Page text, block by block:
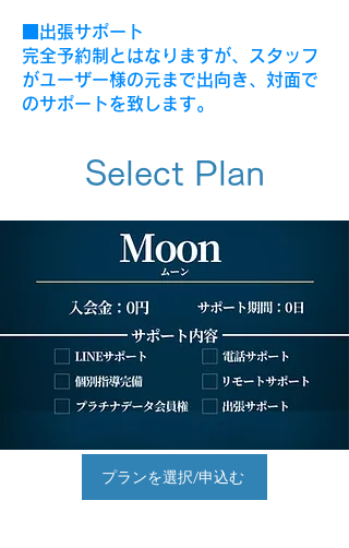
■出張サポート
完全予約制とはなりますが、スタッフ
がユーザー様の元まで出向き、対面で
のサポートを致します。
Select Plan
プランを選択/申込む